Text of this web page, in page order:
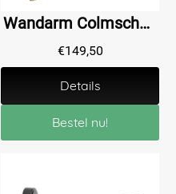
Wandarm Colmschate Bronze - 35 cm
€149,50
Details
Bestel nu!